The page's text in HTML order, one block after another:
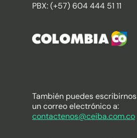
PBX: (+57) 604 444 51 11
También puedes escribirnos
un correo electrónico a:
contactenos@ceiba.com.co